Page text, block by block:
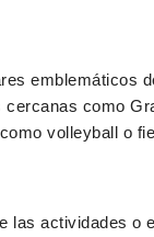
emblemáticos
como
volleyball o
las actividades